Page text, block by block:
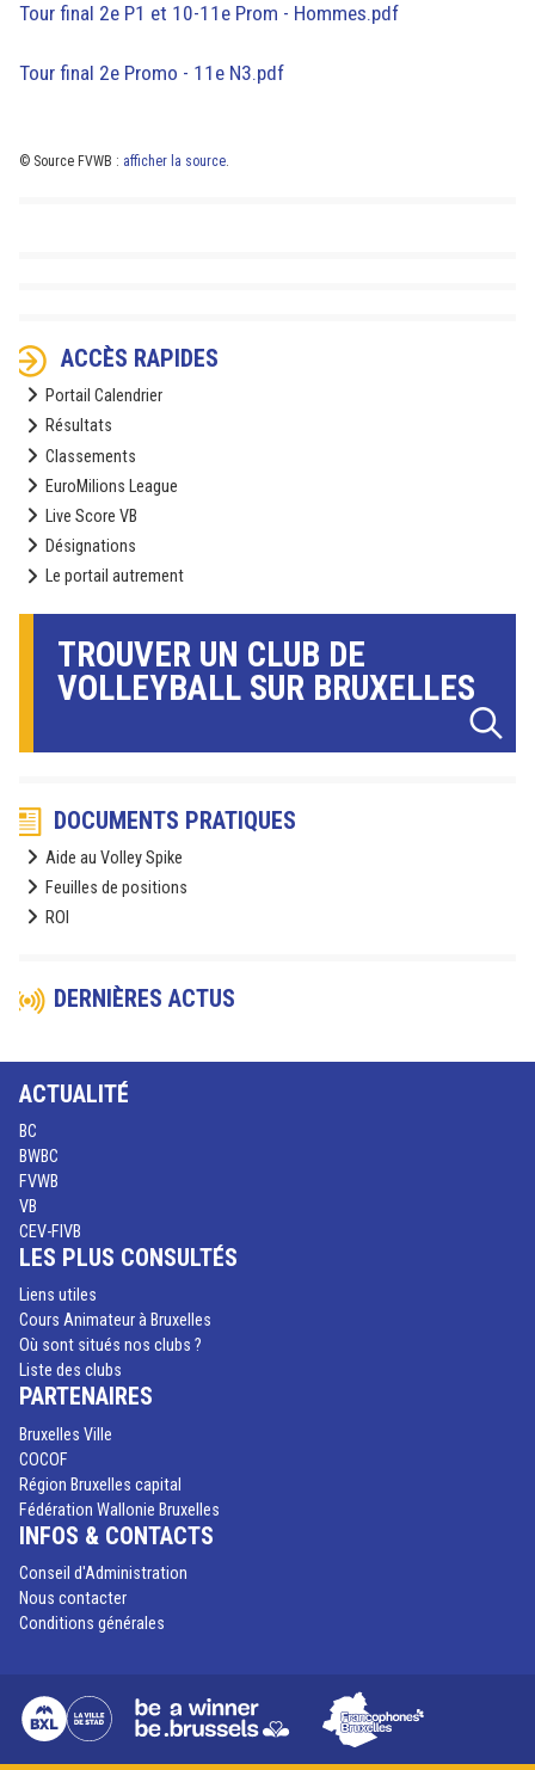
Tour final 2e P1 et 10-11e Prom - Hommes.pdf
Tour final 2e Promo - 11e N3.pdf
© Source FVWB : afficher la source.
ACCÈS RAPIDES
Portail Calendrier
Résultats
Classements
EuroMilions League
Live Score VB
Désignations
Le portail autrement
TROUVER UN CLUB DE
VOLLEYBALL SUR BRUXELLES
DOCUMENTS PRATIQUES
Aide au Volley Spike
Feuilles de positions
ROI
DERNIÈRES ACTUS
ACTUALITÉ
BC
BWBC
FVWB
VB
CEV-FIVB
LES PLUS CONSULTÉS
Liens utiles
Cours Animateur à Bruxelles
Où sont situés nos clubs ?
Liste des clubs
PARTENAIRES
Bruxelles Ville
COCOF
Région Bruxelles capital
Fédération Wallonie Bruxelles
INFOS & CONTACTS
Conseil d'Administration
Nous contacter
Conditions générales